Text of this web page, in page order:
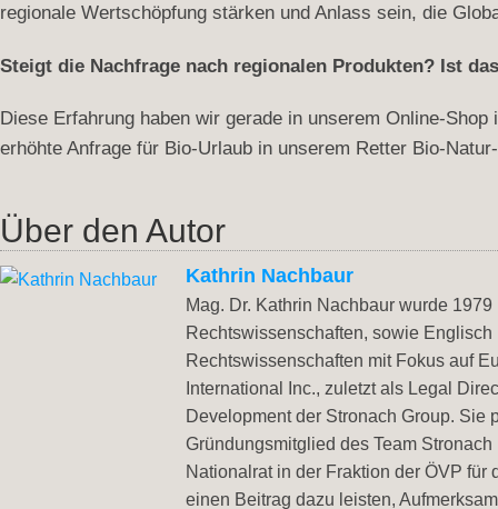
regionale Wertschöpfung stärken und Anlass sein, die
Steigt die Nachfrage nach regionalen Produkten? Ist
Diese Erfahrung haben wir gerade in unserem Online-
erhöhte Anfrage für Bio-Urlaub in unserem Retter Bio-
Über den Autor
Kathrin Nachbaur
Mag. Dr. Kathrin Nachbaur wurde
Rechtswissenschaften, sowie
Rechtswissenschaften mit Fokus auf
International Inc., zuletzt als Legal
Development der Stronach Group. Sie
Gründungsmitglied des Team
Nationalrat in der Fraktion der ÖVP
einen Beitrag dazu leisten,